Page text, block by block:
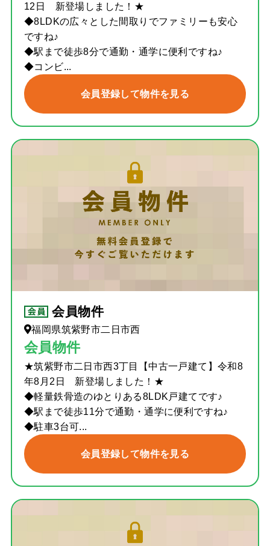
12日 新登場しました！★
◆8LDKの広々とした間取りでファミリーも安心
ですね♪
◆駅まで徒歩8分で通勤・通学に便利ですね♪
◆コンビ...
会員登録して物件を見る
会員物件
福岡県筑紫野市二日市西
会員物件
★筑紫野市二日市西3丁目【中古一戸建て】令和8
年8月2日 新登場しました！★
◆軽量鉄骨造のゆとりある8LDK戸建てです♪
◆駅まで徒歩11分で通勤・通学に便利ですね♪
◆駐車3台可...
会員登録して物件を見る